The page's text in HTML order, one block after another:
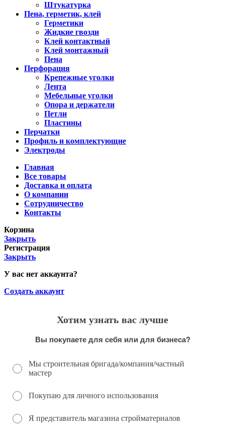
Штукатурка
Пена, герметик, клей
Герметики
Жидкие гвозди
Клей контактный
Клей монтажный
Пена
Перфорация
Крепежные уголки
Лента
Мебельные уголки
Опора и держатели
Петли
Пластины
Перчатки
Профиль и комплектующие
Электроды
Главная
Все товары
Доставка и оплата
О компании
Сотрудничество
Контакты
Корзина
Закрыть
Регистрация
Закрыть
У вас нет аккаунта?
Создать аккаунт
Хотим узнать вас лучше
Вы покупаете для себя или для бизнеса?
Мы строительная бригада/компания/частный
мастер
Покупаю для личного использования
Я представитель магазина стройматериалов